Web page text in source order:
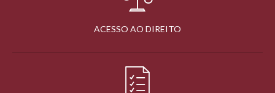
ACESSO AO DIREITO